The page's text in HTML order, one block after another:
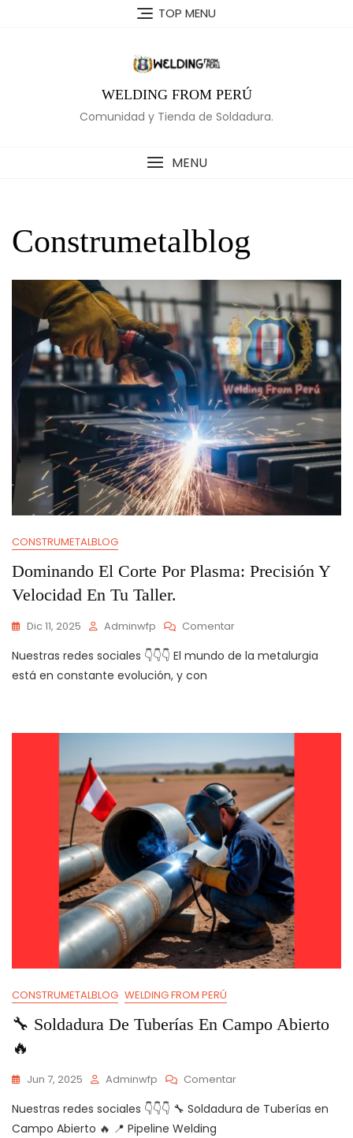
TOP MENU
WELDING FROM PERÚ
Comunidad y Tienda de Soldadura.
MENU
Construmetalblog
CONSTRUMETALBLOG
Dominando El Corte Por Plasma: Precisión Y
Velocidad En Tu Taller.
Dic 11, 2025 Adminwfp ComentarEn
El
Y
Velocidad
En
Taller.
Nuestras redes sociales 👇👇👇 El mundo de la metalurgia
está en constante evolución, y con
CONSTRUMETALBLOG WELDING FROM PERÚ
🔧 Soldadura De Tuberías En Campo Abierto
🔥
Jun 7, 2025 Adminwfp ComentarEn
Soldadura
Nuestras redes sociales 👇👇👇 🔧 Soldadura de Tuberías en
Campo Abierto 🔥 📍 Pipeline Welding